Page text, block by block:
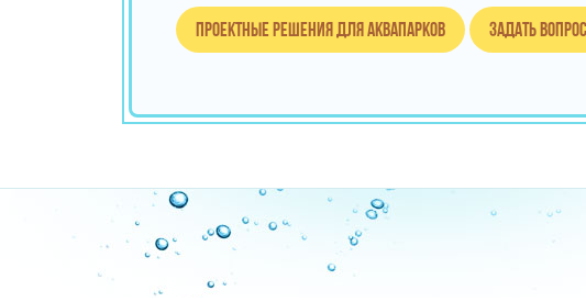
Проектные решения для аквапарков Задать